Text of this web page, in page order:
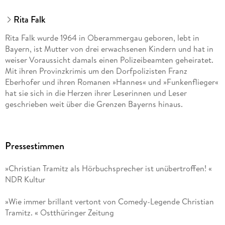
Rita Falk
Rita Falk wurde 1964 in Oberammergau geboren, lebt in
Bayern, ist Mutter von drei erwachsenen Kindern und hat in
weiser Voraussicht damals einen Polizeibeamten geheiratet.
Mit ihren Provinzkrimis um den Dorfpolizisten Franz
Eberhofer und ihren Romanen »Hannes« und »Funkenflieger«
hat sie sich in die Herzen ihrer Leserinnen und Leser
geschrieben weit über die Grenzen Bayerns hinaus.
Pressestimmen
»Christian Tramitz als Hörbuchsprecher ist unübertroffen! «
NDR Kultur
»Wie immer brillant vertont von Comedy-Legende Christian
Tramitz. « Ostthüringer Zeitung